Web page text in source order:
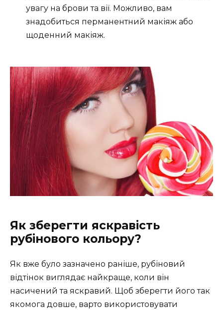
увагу на брови та вії. Можливо, вам
знадобиться перманентний макіяж або
щоденний макіяж.
Як зберегти яскравість
рубінового кольору?
Як вже було зазначено раніше, рубіновий
відтінок виглядає найкраще, коли він
насичений та яскравий. Щоб зберегти його так
якомога довше, варто використовувати